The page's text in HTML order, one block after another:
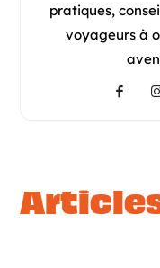
pratiques,
voyageurs à